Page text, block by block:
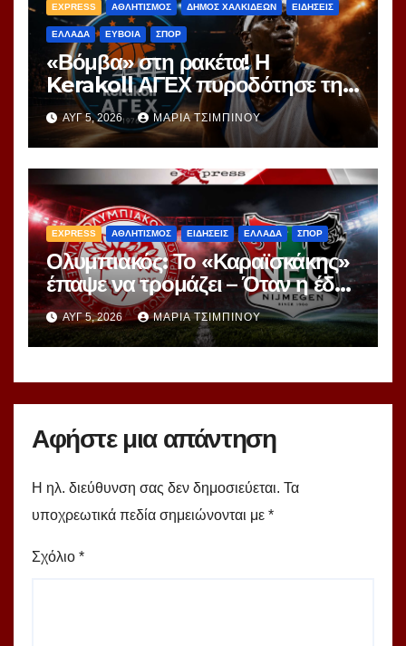
EXPRESS ΑΘΛΗΤΙΣΜΟΣ ΔΗΜΟΣ ΧΑΛΚΙΔΕΩΝ ΕΙΔΗΣΕΙΣ
ΕΛΛΑΔΑ ΕΥΒΟΙΑ ΣΠΟΡ
«Βόμβα» στη ρακέτα! Η
Kerakoll ΑΓΕΧ πυροδότησε τη
μεταγραφή του Γιορ Ανέι
ΑΥΓ 5, 2026 ΜΑΡΊΑ ΤΣΙΜΠΙΝΟΎ
EXPRESS ΑΘΛΗΤΙΣΜΟΣ ΕΙΔΗΣΕΙΣ ΕΛΛΑΔΑ ΣΠΟΡ
Ολυμπιακός: Το «Καραϊσκάκης»
έπαψε να τρομάζει – Όταν η έδρα
μετατρέπεται σε πρόβλημα
ΑΥΓ 5, 2026 ΜΑΡΊΑ ΤΣΙΜΠΙΝΟΎ
Αφήστε μια απάντηση
Η ηλ. διεύθυνση σας δεν δημοσιεύεται. Τα
υποχρεωτικά πεδία σημειώνονται με *
Σχόλιο *